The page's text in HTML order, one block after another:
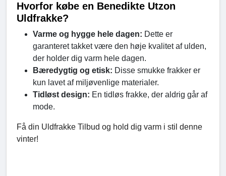
Hvorfor købe en Benedikte Utzon
Uldfrakke?
Varme og hygge hele dagen: Dette er
garanteret takket være den høje kvalitet af ulden,
der holder dig varm hele dagen.
Bæredygtig og etisk: Disse smukke frakker er
kun lavet af miljøvenlige materialer.
Tidløst design: En tidløs frakke, der aldrig går af
mode.
Få din Uldfrakke Tilbud og hold dig varm i stil denne
vinter!